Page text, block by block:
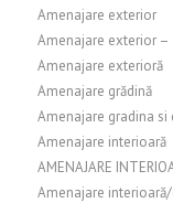
Amenajare exterior
Amenajare exterior –
Amenajare exterioră
Amenajare grădină
Amenajare gradina si
Amenajare interioară
AMENAJARE
Amenajare